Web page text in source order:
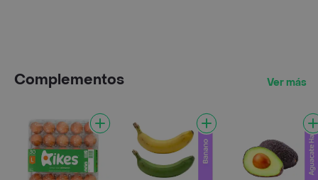
Complementos Ver más